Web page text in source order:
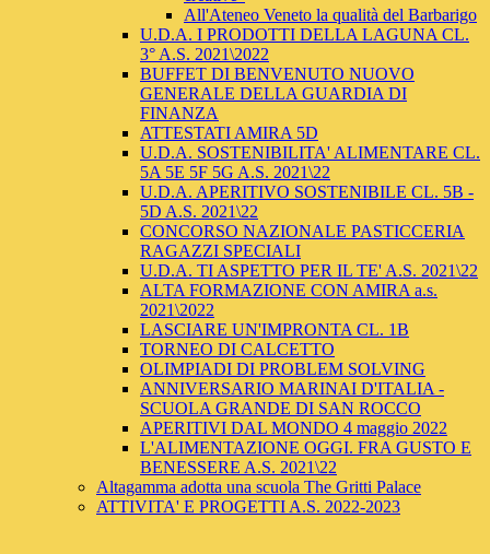
All'Ateneo Veneto la qualità del Barbarigo
U.D.A. I PRODOTTI DELLA LAGUNA CL.
3° A.S. 2021\2022
BUFFET DI BENVENUTO NUOVO
GENERALE DELLA GUARDIA DI
FINANZA
ATTESTATI AMIRA 5D
U.D.A. SOSTENIBILITA' ALIMENTARE CL.
5A 5E 5F 5G A.S. 2021\22
U.D.A. APERITIVO SOSTENIBILE CL. 5B -
5D A.S. 2021\22
CONCORSO NAZIONALE PASTICCERIA
RAGAZZI SPECIALI
U.D.A. TI ASPETTO PER IL TE' A.S. 2021\22
ALTA FORMAZIONE CON AMIRA a.s.
2021\2022
LASCIARE UN'IMPRONTA CL. 1B
TORNEO DI CALCETTO
OLIMPIADI DI PROBLEM SOLVING
ANNIVERSARIO MARINAI D'ITALIA -
SCUOLA GRANDE DI SAN ROCCO
APERITIVI DAL MONDO 4 maggio 2022
L'ALIMENTAZIONE OGGI. FRA GUSTO E
BENESSERE A.S. 2021\22
Altagamma adotta una scuola The Gritti Palace
ATTIVITA' E PROGETTI A.S. 2022-2023